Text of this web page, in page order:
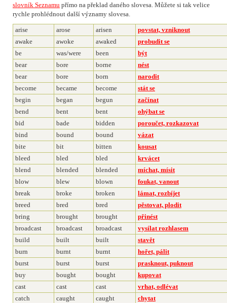
slovník Seznamu přímo na překlad daného slovesa. Můžete si tak velice
rychle prohlédnout další významy slovesa.
arise arose arisen
povstat, vzniknout
awake
awoke awaked
probudit se
be
was/were been
být
bear
bore borne
nést
bear
bore born
narodit
become
became become
stát se
begin
began begun
začínat
bend
bent bent
ohýbat se
bid
bade bidden
poroučet, rozkazovat
bind
bound bound
vázat
bite
bit bitten
kousat
bleed
bled bled
krvácet
blend
blended blended
míchat, mísit
blow
blew blown
foukat, vanout
break
broke broken
lámat, rozbíjet
breed
bred bred
pěstovat, plodit
bring
brought brought
přinést
broadcast
broadcast broadcast
vysílat rozhlasem
build
built built
stavět
burn
burnt burnt
hořet, pálit
burst
burst burst
prasknout, puknout
buy
bought bought
kupovat
cast
cast cast
vrhat, odlévat
catch
caught caught
chytat